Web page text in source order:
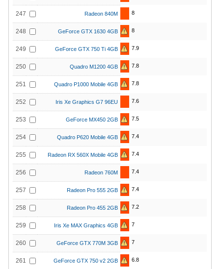
247 Radeon 840M 8
248 GeForce GTX 1630 4GB 8
249 GeForce GTX 750 Ti 4GB 7.9
250 Quadro M1200 4GB 7.8
251 Quadro P1000 Mobile 4GB 7.8
252 Iris Xe Graphics G7 96EU 7.6
253 GeForce MX450 2GB 7.5
254 Quadro P620 Mobile 4GB 7.4
255 Radeon RX 560X Mobile 4GB 7.4
256 Radeon 760M 7.4
257 Radeon Pro 555 2GB 7.4
258 Radeon Pro 455 2GB 7.2
259 Iris Xe MAX Graphics 4GB 7
260 GeForce GTX 770M 3GB 7
261 GeForce GTX 750 v2 2GB 6.8